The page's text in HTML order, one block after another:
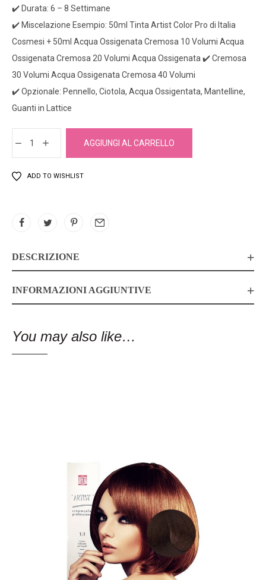
✔️ Durata: 6 – 8 Settimane
✔️ Miscelazione Esempio: 50ml Tinta Artist Color Pro di Italia
Cosmesi + 50ml Acqua Ossigenata Cremosa 10 Volumi Acqua
Ossigenata Cremosa 20 Volumi Acqua Ossigenata ✔️ Cremosa
30 Volumi Acqua Ossigenata Cremosa 40 Volumi
✔️ Opzionale: Pennello, Ciotola, Acqua Ossigentata, Mantelline,
Guanti in Lattice
AGGIUNGI AL CARRELLO
ADD TO WISHLIST
DESCRIZIONE
INFORMAZIONI AGGIUNTIVE
You may also like…